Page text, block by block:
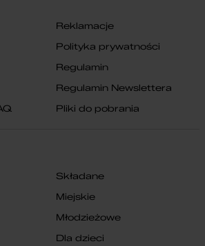
Reklamacje
Polityka prywatności
Regulamin
Regulamin Newslettera
Pliki do pobrania
Składane
Miejskie
Młodzieżowe
Dla dzieci